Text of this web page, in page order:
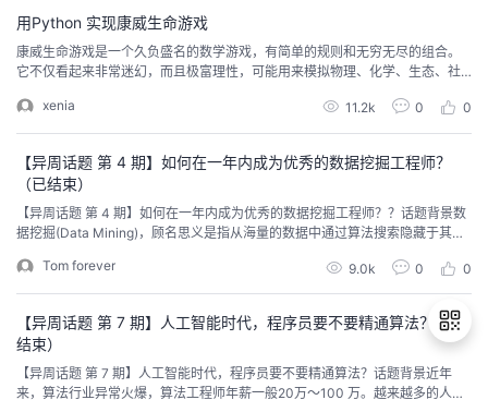
用Python 实现康威生命游戏
康威生命游戏是一个久负盛名的数学游戏，有简单的规则和无穷无尽的组合。
它不仅看起来非常迷幻，而且极富理性，可能用来模拟物理、化学、生态、社
多惊为天人的模型。本课程将使用 pygame 模块来实现这样一个游戏，让你在
趣味游戏中提升对 Python 的理解，入门 pygame。本教程由 Eric_Wenyi 发布
xenia 11.2k 0 0
【异周话题 第 4 期】如何在一年内成为优秀的数据挖掘工程师？
（已结束）
【异周话题 第 4 期】如何在一年内成为优秀的数据挖掘工程师？？话题背景数
据挖掘(Data Mining)，顾名思义是指从海量的数据中通过算法搜索隐藏于其中
息产业界的极大关注。数据挖掘能够将大量数据转换成有用的信息和知识，并
可以广泛用于各种应用于各行各业，例如商务管理、生产控制、市场分析、工
Tom forever 9.0k 0 0
【异周话题 第 7 期】人工智能时代，程序员要不要精通算法？（已
结束）
【异周话题 第 7 期】人工智能时代，程序员要不要精通算法？话题背景近年
来，算法行业异常火爆，算法工程师年薪一般20万～100 万。越来越多的人学